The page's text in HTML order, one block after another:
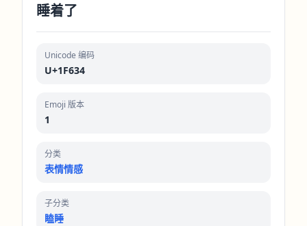
睡着了
Unicode 编码
U+1F634
Emoji 版本
1
分类
表情情感
子分类
瞌睡